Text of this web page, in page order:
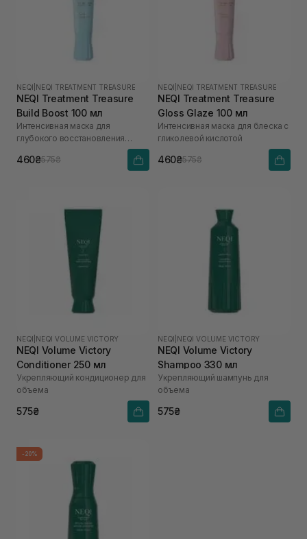
NEQI NEQI TREATMENT TREASURE
NEQI Treatment Treasure
Build Boost 100 мл
Интенсивная маска для
глубокого восстановления
волос с малеиновой кислотой
460₴575₴
NEQI NEQI TREATMENT TREASURE
NEQI Treatment Treasure
Gloss Glaze 100 мл
Интенсивная маска для блеска с
гликолевой кислотой
460₴575₴
NEQI NEQI VOLUME VICTORY
NEQI Volume Victory
Conditioner 250 мл
Укрепляющий кондиционер для
объема
575₴
NEQI NEQI VOLUME VICTORY
NEQI Volume Victory
Shampoo 330 мл
Укрепляющий шампунь для
объема
575₴
-20%